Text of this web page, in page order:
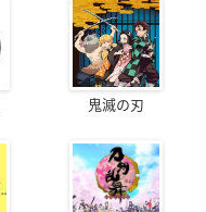
鬼滅の刃